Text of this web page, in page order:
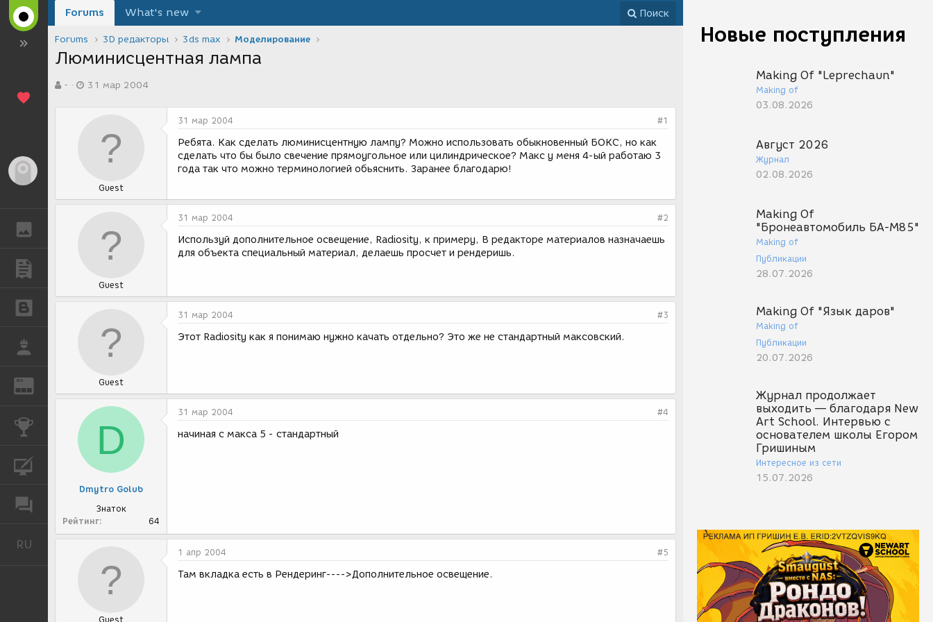
REN
КОНКУРСЫ
RU
Новые поступления
Making Of "Leprechaun"
Making of
03.08.2026
Август 2026
Журнал
02.08.2026
Making Of
"Бронеавтомобиль БА-М85"
Making of
Публикации
28.07.2026
Making Of "Язык даров"
Making of
Публикации
20.07.2026
Журнал продолжает
выходить — благодаря New
Art School. Интервью с
основателем школы Егором
Гришиным
Интересное из сети
15.07.2026
Forums What's new Поиск
Forums 3D редакторы 3ds max Моделирование
Люминисцентная лампа
в-
а
и
31 мар 2004
Guest
31 мар 2004 #1
Ребята. Как сделать люминисцентную лампу? Можно использовать обыкновенный БОКС, но как
сделать что бы было свечение прямоугольное или цилиндрическое? Макс у меня 4-ый работаю 3
года так что можно терминологией обьяснить. Заранее благодарю!
Guest
31 мар 2004 #2
Используй дополнительное освещение, Radiosity, к примеру, В редакторе материалов назначаешь
для объекта специальный материал, делаешь просчет и рендеришь.
Guest
31 мар 2004 #3
Этот Radiosity как я понимаю нужно качать отдельно? Это же не стандартный максовский.
D
Dmytro Golub
Знаток
Рейтинг
64
31 мар 2004 #4
начиная с макса 5 - стандартный
Guest
1 апр 2004 #5
Там вкладка есть в Рендеринг---->Дополнительное освещение.